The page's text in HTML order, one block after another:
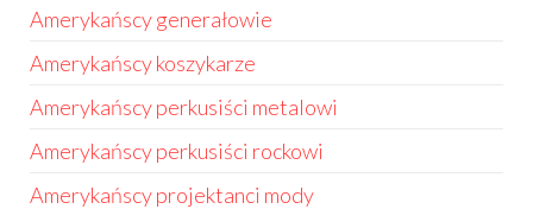
Amerykańscy generałowie
Amerykańscy koszykarze
Amerykańscy perkusiści metalowi
Amerykańscy perkusiści rockowi
Amerykańscy projektanci mody